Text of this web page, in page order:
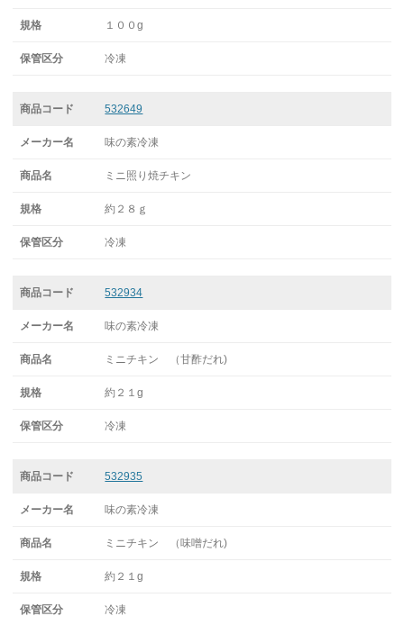
１００g
冷凍
532649
味の素冷凍
ミニ照り焼チキン
約２８ｇ
冷凍
532934
味の素冷凍
ミニチキン （甘酢だれ)
約２１g
冷凍
532935
味の素冷凍
ミニチキン （味噌だれ)
約２１g
冷凍